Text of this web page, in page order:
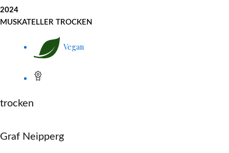
2024
MUSKATELLER TROCKEN
Vegan
trocken
Graf Neipperg